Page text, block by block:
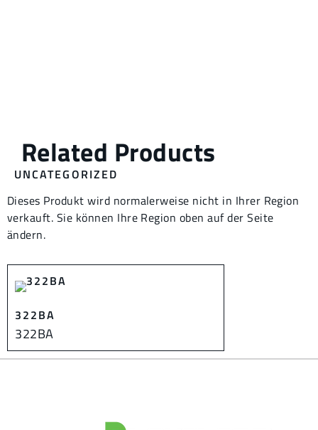
UNCATEGORIZED
Dieses Produkt wird normalerweise nicht in Ihrer Region
verkauft. Sie können Ihre Region oben auf der Seite
ändern.
322BA
322BA